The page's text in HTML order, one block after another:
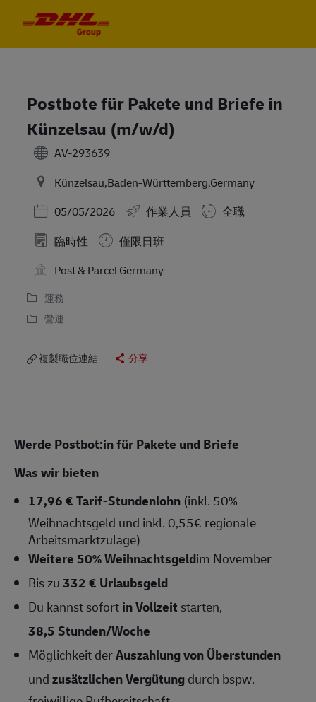
Postbote für Pakete und Briefe in
Künzelsau (m/w/d)
AV-293639
Künzelsau,Baden-Württemberg,Germany
Posted Date
05/05/2026 作業人員
全職
臨時性
僅限日班
Post & Parcel Germany
運務
營運
複製職位連結 分享
Werde Postbot:in für Pakete und Briefe
Was wir bieten
17,96 € Tarif-Stundenlohn (inkl. 50%
Weihnachtsgeld und inkl. 0,55€ regionale
Arbeitsmarktzulage)
Weitere 50% Weihnachtsgeldim November
Bis zu332 € Urlaubsgeld
Du kannst sofortin Vollzeit starten,
38,5 Stunden/Woche
Möglichkeit derAuszahlung von Überstunden
undzusätzlichen Vergütungdurch bspw.